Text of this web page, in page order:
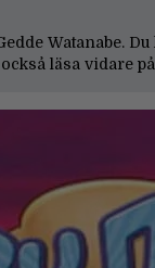
Watanabe.
läsa vidare